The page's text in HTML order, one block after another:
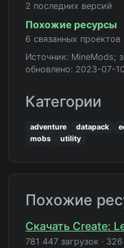
2 последних версий
Похожие ресурсы
6 связанных проектов
Источник: MineMods;
обновлено: 2023-07-
Категории
adventure datapack
mobs
utility
Похожие
Скачать Create:
781 447 загрузок ·